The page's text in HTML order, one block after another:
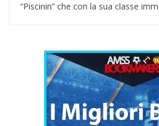
“Piscinin” che con la sua classe